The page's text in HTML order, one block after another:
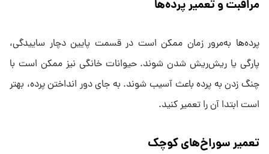
مراقبت و تعمیر پرده‌ها
پرده‌ها به‌مرور زمان ممکن است در قسمت پایین دچار ساییدگی،
پارگی یا ریش‌ریش شدن شوند. حیوانات خانگی نیز ممکن است با
چنگ زدن به پرده باعث آسیب شوند. به جای دور انداختن پرده، بهتر
است ابتدا آن را تعمیر کنید.
تعمیر سوراخ‌های کوچک